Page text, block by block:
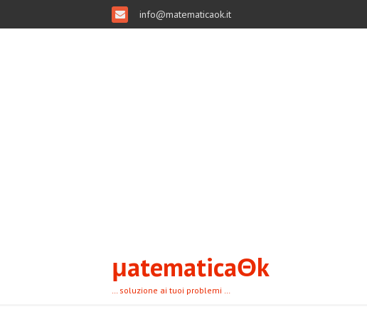
info@matematicaok.it
μatematicaΘk
… soluzione ai tuoi problemi …